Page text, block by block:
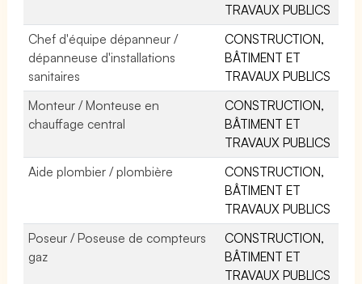
TRAVAUX PUBLICS
Chef d'équipe dépanneur /
dépanneuse d'installations
sanitaires
CONSTRUCTION,
BÂTIMENT ET
TRAVAUX PUBLICS
Monteur / Monteuse en
chauffage central
CONSTRUCTION,
BÂTIMENT ET
TRAVAUX PUBLICS
Aide plombier / plombière
CONSTRUCTION,
BÂTIMENT ET
TRAVAUX PUBLICS
Poseur / Poseuse de compteurs
gaz
CONSTRUCTION,
BÂTIMENT ET
TRAVAUX PUBLICS